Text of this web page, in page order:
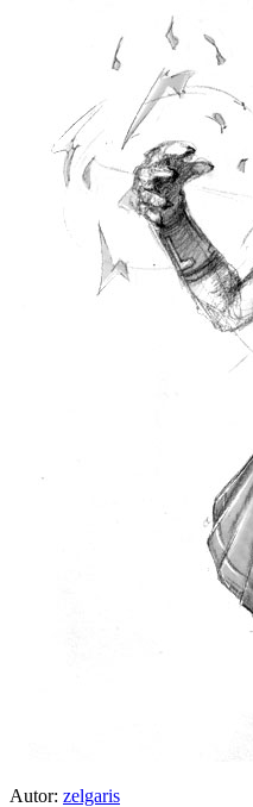
Autor: zelgaris